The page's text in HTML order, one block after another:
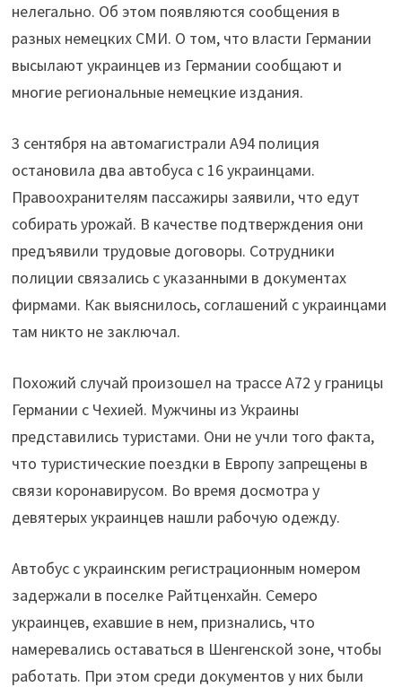
нелегально. Об этом появляются сообщения в
разных немецких СМИ. О том, что власти Германии
высылают украинцев из Германии сообщают и
многие региональные немецкие издания.
3 сентября на автомагистрали А94 полиция
остановила два автобуса с 16 украинцами.
Правоохранителям пассажиры заявили, что едут
собирать урожай. В качестве подтверждения они
предъявили трудовые договоры. Сотрудники
полиции связались с указанными в документах
фирмами. Как выяснилось, соглашений с украинцами
там никто не заключал.
Похожий случай произошел на трассе A72 у границы
Германии с Чехией. Мужчины из Украины
представились туристами. Они не учли того факта,
что туристические поездки в Европу запрещены в
связи коронавирусом. Во время досмотра у
девятерых украинцев нашли рабочую одежду.
Автобус с украинским регистрационным номером
задержали в поселке Райтценхайн. Семеро
украинцев, ехавшие в нем, признались, что
намеревались оставаться в Шенгенской зоне, чтобы
работать. При этом среди документов у них были